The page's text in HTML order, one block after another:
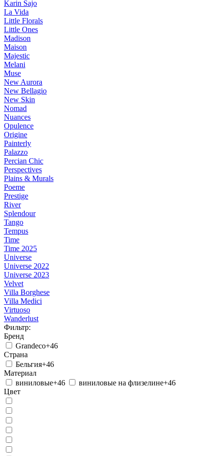
Karin Sajo
La Vida
Little Florals
Little Ones
Madison
Maison
Majestic
Melani
Muse
New Aurora
New Bellagio
New Skin
Nomad
Nuances
Opulence
Origine
Painterly
Palazzo
Percian Chic
Perspectives
Plains & Murals
Poeme
Prestige
River
Splendour
Tango
Tempus
Time
Time 2025
Universe
Universe 2022
Universe 2023
Velvet
Villa Borghese
Villa Medici
Virtuoso
Wanderlust
Фильтр:
Бренд
Grandeco+46
Страна
Бельгия+46
Материал
виниловые+46 виниловые на флизелине+46
Цвет